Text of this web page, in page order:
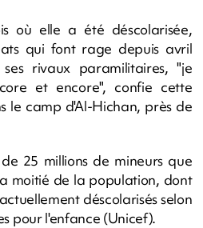
où elle a été déscolarisée,
qui font rage depuis avril
rivaux paramilitaires, "je
et encore", confie cette
le camp d'Al-Hichan, près de
25 millions de mineurs que
moitié de la population, dont
déscolarisés selon
pour l'enfance (Unicef).